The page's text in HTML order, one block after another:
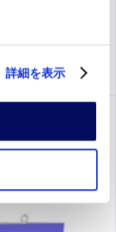
詳細を表示
DM-MV